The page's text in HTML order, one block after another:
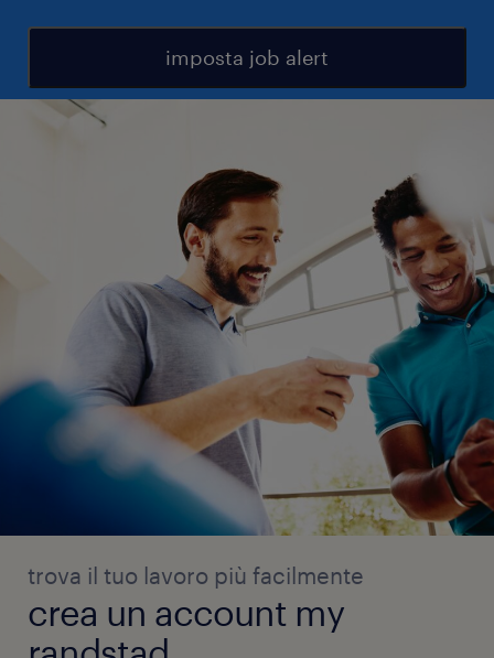
imposta job alert
trova il tuo lavoro più facilmente
crea un account my